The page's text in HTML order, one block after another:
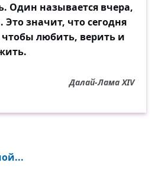
Один называется вчера,
значит, что сегодня
любить, верить и
Далай-Лама XIV